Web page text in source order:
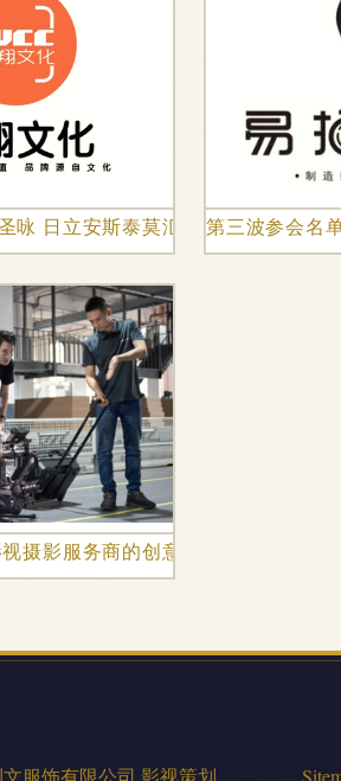
咏 日立安斯泰莫汇报片拍摄全记录
第三波参会名
“智”造新主刚韧非凡，”侧记见未落
摄影服务商的创意之路
服饰有限公司 影视策划